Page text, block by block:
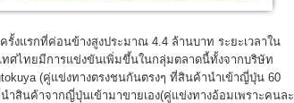
กที่ค่อนข้างสูงประมาณ 4.4 ล้านบาท ระยะเวลาใน
ศไทยมีการแข่งขันเพิ่มขึ้นในกลุ่มตลาดนี้ทั้งจากบริษัท
(คู่แข่งทางตรงชนกันตรงๆ ที่สินค้านำเข้าญี่ปุ่น 60
สินค้าจากญี่ปุ่นเข้ามาขายเอง(คู่แข่งทางอ้อมเพราะคนละ